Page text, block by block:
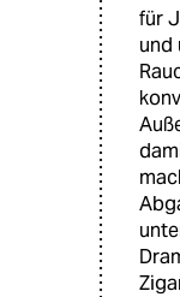
für
und